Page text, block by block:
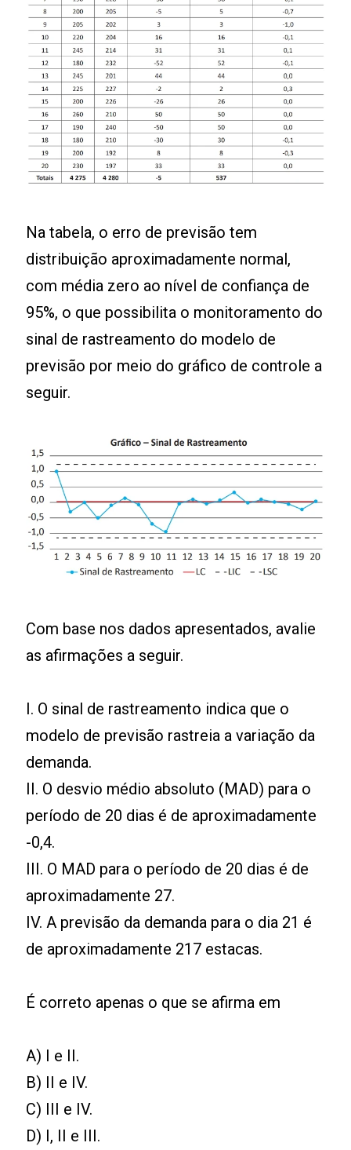
Na tabela, o erro de previsão tem
distribuição aproximadamente normal,
com média zero ao nível de confiança de
95%, o que possibilita o monitoramento do
sinal de rastreamento do modelo de
previsão por meio do gráfico de controle a
seguir.
Com base nos dados apresentados, avalie
as afirmações a seguir.
I. O sinal de rastreamento indica que o
modelo de previsão rastreia a variação da
demanda.
II. O desvio médio absoluto (MAD) para o
período de 20 dias é de aproximadamente
-0,4.
III. O MAD para o período de 20 dias é de
aproximadamente 27.
IV. A previsão da demanda para o dia 21 é
de aproximadamente 217 estacas.
É correto apenas o que se afirma em
A) I e II.
B) II e IV.
C) III e IV.
D) I, II e III.